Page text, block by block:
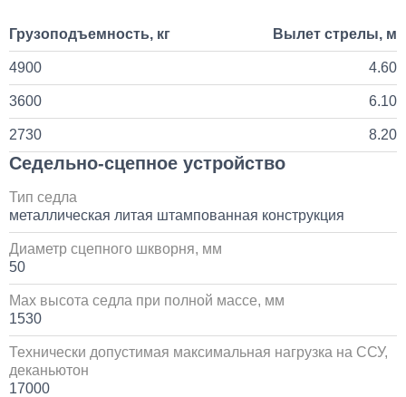
Грузоподъемность, кг Вылет стрелы, м
4900 4.60
3600 6.10
2730 8.20
Седельно-сцепное устройство
Тип седла
металлическая литая штампованная конструкция
Диаметр сцепного шкворня, мм
50
Max высота седла при полной массе, мм
1530
Технически допустимая максимальная нагрузка на ССУ,
деканьютон
17000